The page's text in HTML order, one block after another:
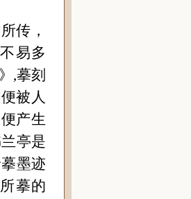
传，
易多
,摹刻
被人
产生
亭是
墨迹
摹的